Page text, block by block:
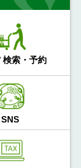
検索・予約
SNS